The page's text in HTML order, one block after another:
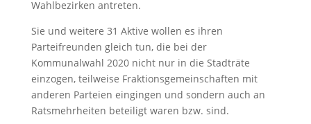
Wahlbezirken antreten.
Sie und weitere 31 Aktive wollen es ihren
Parteifreunden gleich tun, die bei der
Kommunalwahl 2020 nicht nur in die Stadträte
einzogen, teilweise Fraktionsgemeinschaften mit
anderen Parteien eingingen und sondern auch an
Ratsmehrheiten beteiligt waren bzw. sind.